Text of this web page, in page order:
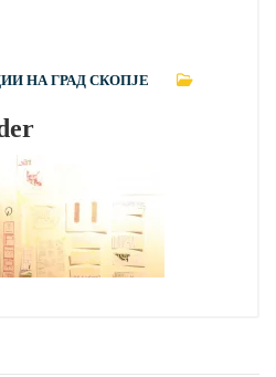
НА ГРАД СКОПЈЕ